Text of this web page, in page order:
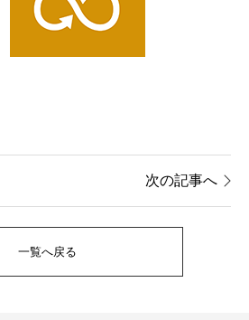
次の記事へ
一覧へ戻る